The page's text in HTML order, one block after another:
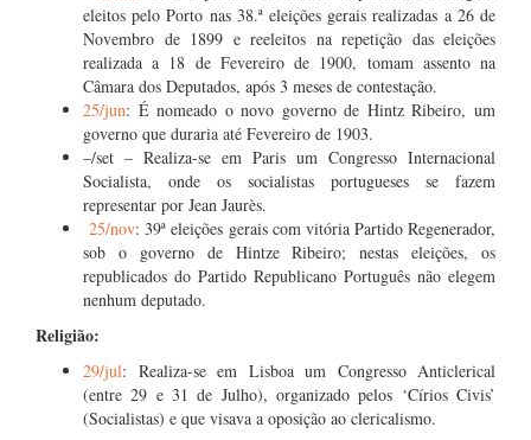
eleitos pelo Porto nas 38.ª eleições gerais realizadas a 26 de
Novembro de 1899 e reeleitos na repetição das eleições
realizada a 18 de Fevereiro de 1900, tomam assento na
Câmara dos Deputados, após 3 meses de contestação.
25/jun: É nomeado o novo governo de Hintz Ribeiro, um
governo que duraria até Fevereiro de 1903.
–/set – Realiza-se em Paris um Congresso Internacional
Socialista, onde os socialistas portugueses se fazem
representar por Jean Jaurès.
25/nov: 39ª eleições gerais com vitória Partido Regenerador,
sob o governo de Hintze Ribeiro; nestas eleições, os
republicados do Partido Republicano Português não elegem
nenhum deputado.
Religião:
29/jul: Realiza-se em Lisboa um Congresso Anticlerical
(entre 29 e 31 de Julho), organizado pelos ‘Círios Civis’
(Socialistas) e que visava a oposição ao clericalismo.